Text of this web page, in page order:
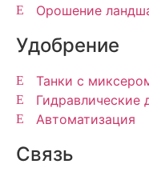
Орошение
Удобрение
Танки с
Автоматизация
Связь